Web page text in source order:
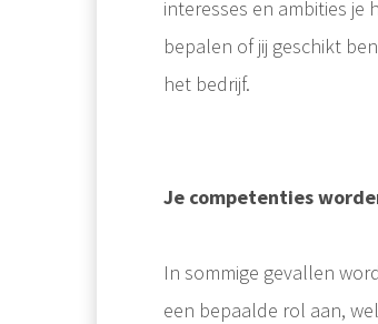
interesses en ambities je
bepalen of jij geschikt
het bedrijf.
Je competenties
In sommige gevallen
een bepaalde rol aan,